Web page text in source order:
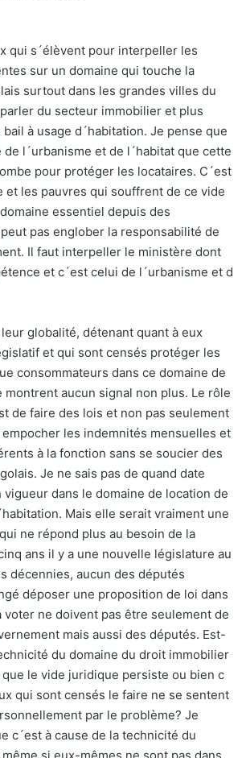
qui s´élèvent pour interpeller les
sur un domaine qui touche la
surtout dans les grandes villes du
du secteur immobilier et plus
à usage d´habitation. Je pense que
l´urbanisme et de l´habitat que cette
pour protéger les locataires. C´est
et les pauvres qui souffrent de ce vide
essentiel depuis des
pas englober la responsabilité de
Il faut interpeller le ministère dont
et c´est celui de l´urbanisme et d
globalité, détenant quant à eux
et qui sont censés protéger les
consommateurs dans ce domaine de
montrent aucun signal non plus. Le rôle
de faire des lois et non pas seulement
les indemnités mensuelles et
à la fonction sans se soucier des
Je ne sais pas de quand date
dans le domaine de location de
Mais elle serait vraiment une
ne répond plus au besoin de la
ans il y a une nouvelle législature au
décennies, aucun des députés
déposer une proposition de loi dans
voter ne doivent pas être seulement de
mais aussi des députés. Est-
du domaine du droit immobilier
le vide juridique persiste ou bien c
qui sont censés le faire ne se sentent
par le problème? Je
c´est à cause de la technicité du